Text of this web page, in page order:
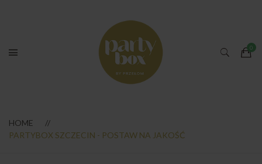
HOME
PARTYBOX SZCZECIN - POSTAW NA JAKOŚĆ